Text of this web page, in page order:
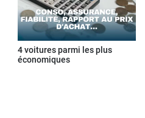
4 voitures parmi les plus
économiques